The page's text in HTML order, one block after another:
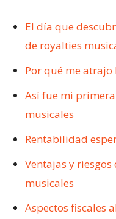
El día que
de royalties
Por qué me
Así fue mi
musicales
Rentabilidad
Ventajas y
musicales
Aspectos fiscales